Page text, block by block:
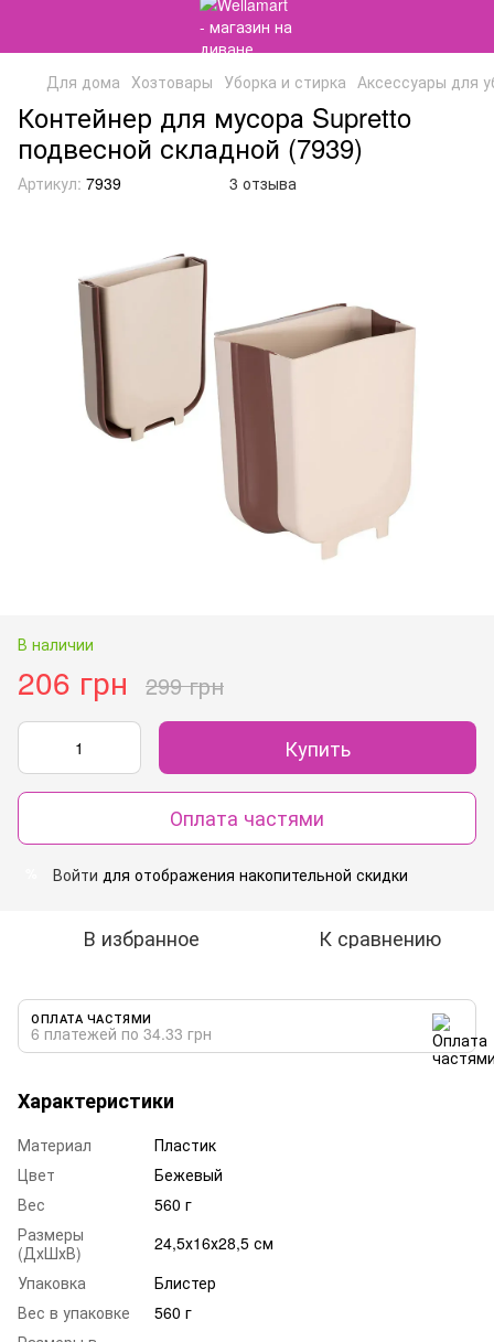
Для дома Хозтовары Уборка и стирка Аксессуары для
Контейнер для мусора Supretto
подвесной складной (7939)
Артикул: 7939 3 отзыва
В наличии
206 грн 299 грн
Купить
Оплата частями
Войти для отображения накопительной скидки
В избранное К сравнению
ОПЛАТА ЧАСТЯМИ
6 платежей по 34.33 грн
Характеристики
Материал
Пластик
Цвет
Бежевый
Вес
560 г
Размеры
(ДхШхВ)
24,5х16х28,5 см
Упаковка
Блистер
Вес в упаковке
560 г